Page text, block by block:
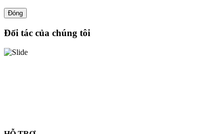
Đóng
Đối tác của chúng tôi